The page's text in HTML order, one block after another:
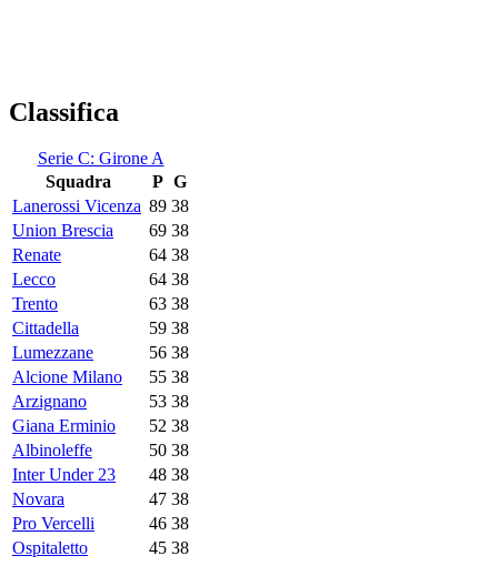
Classifica
Serie C: Girone A
Squadra
P G
Lanerossi Vicenza 89 38
Union Brescia
69 38
Renate
64 38
Lecco
64 38
Trento
63 38
Cittadella
59 38
Lumezzane
56 38
Alcione Milano
55 38
Arzignano
53 38
Giana Erminio
52 38
Albinoleffe
50 38
Inter Under 23
48 38
Novara
47 38
Pro Vercelli
46 38
Ospitaletto
45 38